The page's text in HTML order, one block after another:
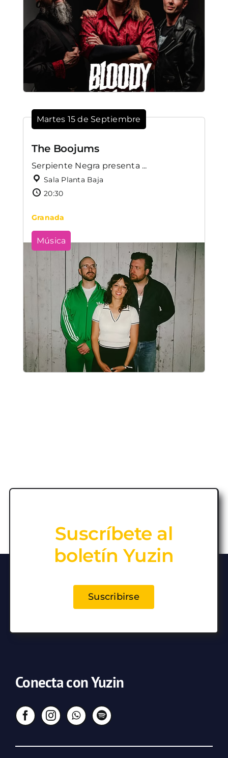
Martes 15 de Septiembre
The Boojums
Serpiente Negra presenta ...
Sala Planta Baja
20:30
Granada
Música
Suscríbete al
boletín Yuzin
Suscribirse
Conecta con Yuzin